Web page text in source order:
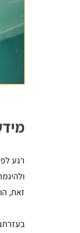
רגע
זאת,